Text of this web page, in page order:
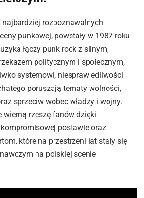
najbardziej rozpoznawalnych
punkowej, powstały w 1987 roku
łączy punk rock z silnym,
politycznym i społecznym,
systemowi, niesprawiedliwości i
poruszają tematy wolności,
sprzeciw wobec władzy i wojny.
wierną rzeszę fanów dzięki
postawie oraz
które na przestrzeni lat stały się
na polskiej scenie